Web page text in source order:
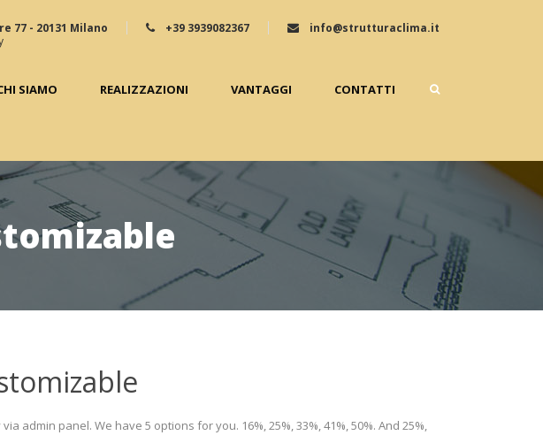
77 - 20131 Milano
+39 3939082367 info@strutturaclima.it
SIAMO REALIZZAZIONI VANTAGGI CONTATTI
admin panel. We have 5 options for you. 16%, 25%, 33%, 41%, 50%. And 25%,